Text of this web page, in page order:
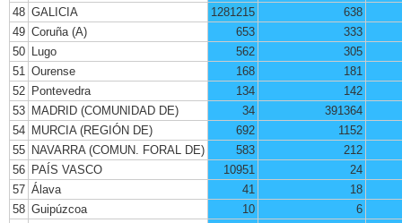
48 GALICIA 1281215
638
49 Coruña (A) 653
333
50 Lugo 562
305
51 Ourense 168
181
52 Pontevedra 134
142
53 MADRID (COMUNIDAD DE) 34
391364
54 MURCIA (REGIÓN DE) 692
1152
55 NAVARRA (COMUN. FORAL DE) 583
212
56 PAÍS VASCO 10951
24
57 Álava 41
18
58 Guipúzcoa 10
6